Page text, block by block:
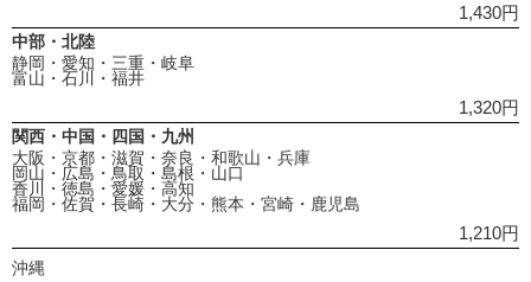
1,430円
中部・北陸
静岡・愛知・三重・岐阜
富山・石川・福井
1,320円
関西・中国・四国・九州
大阪・京都・滋賀・奈良・和歌山・兵庫
岡山・広島・鳥取・島根・山口
香川・徳島・愛媛・高知
福岡・佐賀・長崎・大分・熊本・宮崎・鹿児島
1,210円
沖縄